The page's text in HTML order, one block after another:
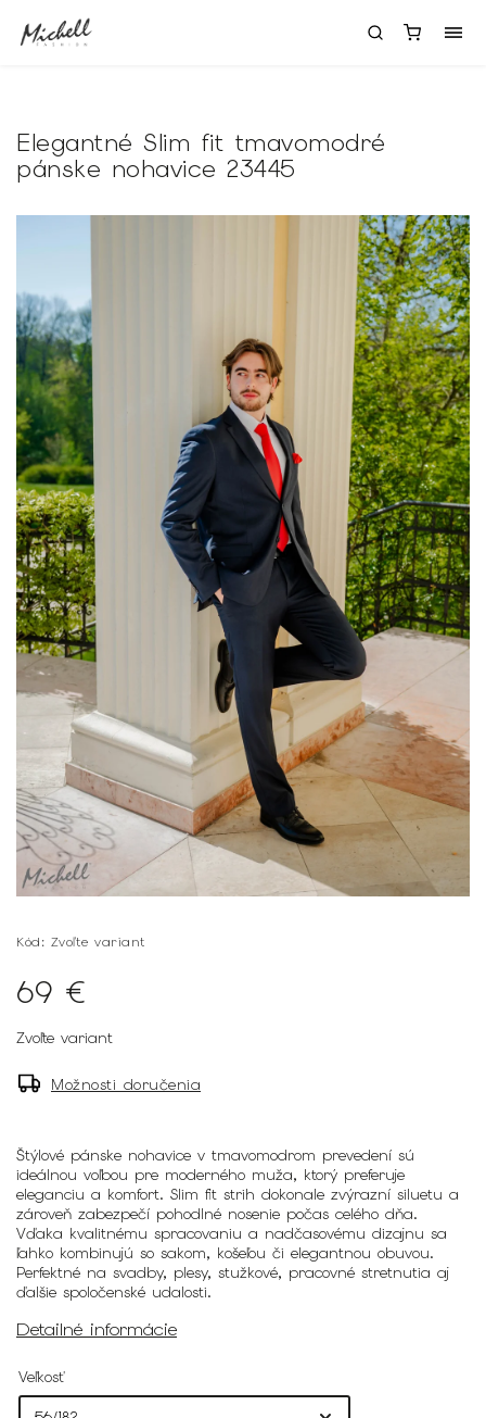
Elegantné Slim fit tmavomodré
pánske nohavice 23445
Kód: Zvoľte variant
69 €
Zvoľte variant
Možnosti doručenia
Štýlové pánske nohavice v tmavomodrom prevedení sú
ideálnou voľbou pre moderného muža, ktorý preferuje
eleganciu a komfort. Slim fit strih dokonale zvýrazní siluetu a
zároveň zabezpečí pohodlné nosenie počas celého dňa.
Vďaka kvalitnému spracovaniu a nadčasovému dizajnu sa
ľahko kombinujú so sakom, košeľou či elegantnou obuvou.
Perfektné na svadby, plesy, stužkové, pracovné stretnutia aj
ďalšie spoločenské udalosti.
Detailné informácie
Veľkosť